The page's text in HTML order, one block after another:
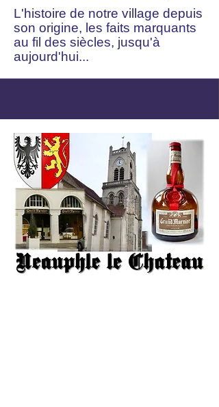
L'histoire de notre village depuis
son origine, les faits marquants
au fil des siècles, jusqu'à
aujourd'hui...